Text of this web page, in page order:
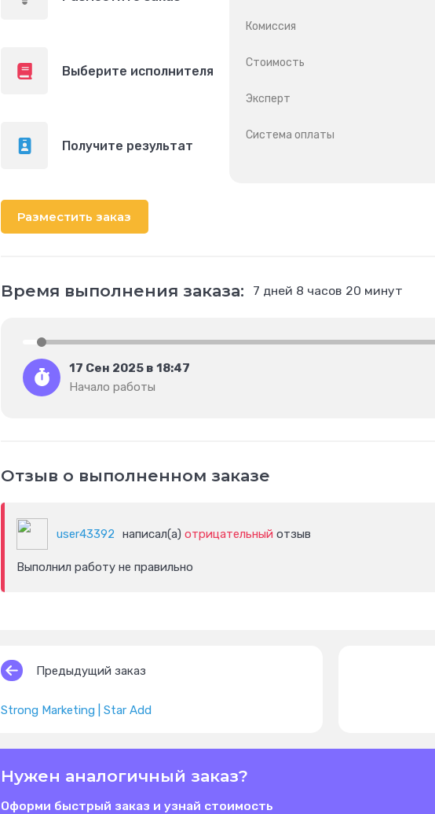
Выберите исполнителя
Получите результат
Комиссия
Стоимость
Эксперт
Система оплаты
Разместить заказ
Время выполнения заказа: 7 дней 8 часов 20 минут
17 Сен 2025 в 18:47
Начало работы
Отзыв о выполненном заказе
user43392 написал(а) отрицательный отзыв
Выполнил работу не правильно
Предыдущий заказ
Strong Marketing | Star Add
Нужен аналогичный заказ?
Оформи быстрый заказ и узнай стоимость